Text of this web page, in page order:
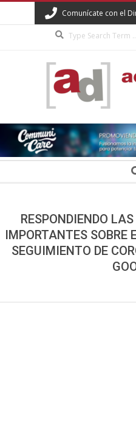
to
Comunícate con el
DIGITAL
RESPONDIENDO
IMPORTANTES SOBRE
SEGUIMIENTO DE